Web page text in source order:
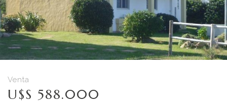
Venta
U$S 588.000